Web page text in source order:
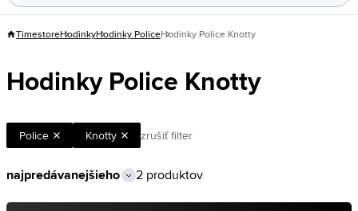
TimestoreHodinkyHodinky PoliceHodinky Police Knotty
Hodinky Police Knotty
Police Knotty zrušiť filter
2 produktov